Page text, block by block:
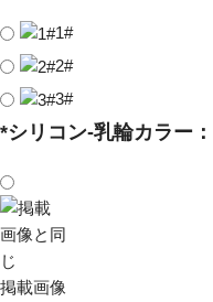
1#
2#
3#
*シリコン-乳輪カラー：
掲載画像